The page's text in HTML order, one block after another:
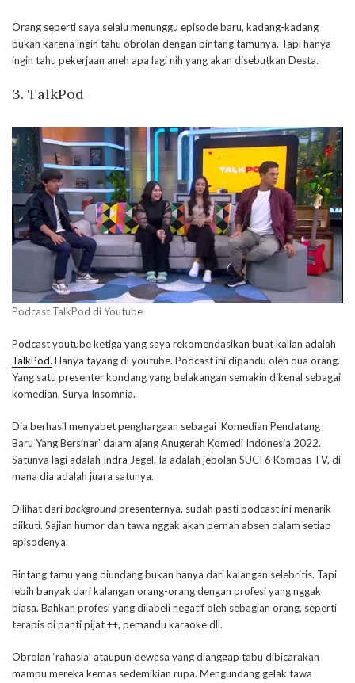
Orang seperti saya selalu menunggu episode baru, kadang-kadang
bukan karena ingin tahu obrolan dengan bintang tamunya. Tapi hanya
ingin tahu pekerjaan aneh apa lagi nih yang akan disebutkan Desta.
3. TalkPod
Podcast TalkPod di Youtube
Podcast youtube ketiga yang saya rekomendasikan buat kalian adalah
TalkPod. Hanya tayang di youtube. Podcast ini dipandu oleh dua orang.
Yang satu presenter kondang yang belakangan semakin dikenal sebagai
komedian, Surya Insomnia.
Dia berhasil menyabet penghargaan sebagai ‘Komedian Pendatang
Baru Yang Bersinar’ dalam ajang Anugerah Komedi Indonesia 2022.
Satunya lagi adalah Indra Jegel. Ia adalah jebolan SUCI 6 Kompas TV, di
mana dia adalah juara satunya.
Dilihat daribackgroundpresenternya, sudah pasti podcast ini menarik
diikuti. Sajian humor dan tawa nggak akan pernah absen dalam setiap
episodenya.
Bintang tamu yang diundang bukan hanya dari kalangan selebritis. Tapi
lebih banyak dari kalangan orang-orang dengan profesi yang nggak
biasa. Bahkan profesi yang dilabeli negatif oleh sebagian orang, seperti
terapis di panti pijat ++, pemandu karaoke dll.
Obrolan ‘rahasia’ ataupun dewasa yang dianggap tabu dibicarakan
mampu mereka kemas sedemikian rupa. Mengundang gelak tawa